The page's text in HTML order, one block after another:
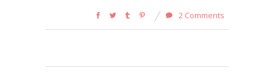
2 Comments